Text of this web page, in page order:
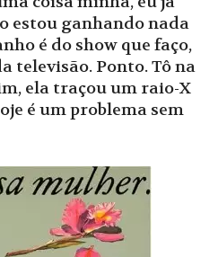
estou ganhando nada
é do show que faço,
televisão. Ponto. Tô na
ela traçou um raio-X
é um problema sem